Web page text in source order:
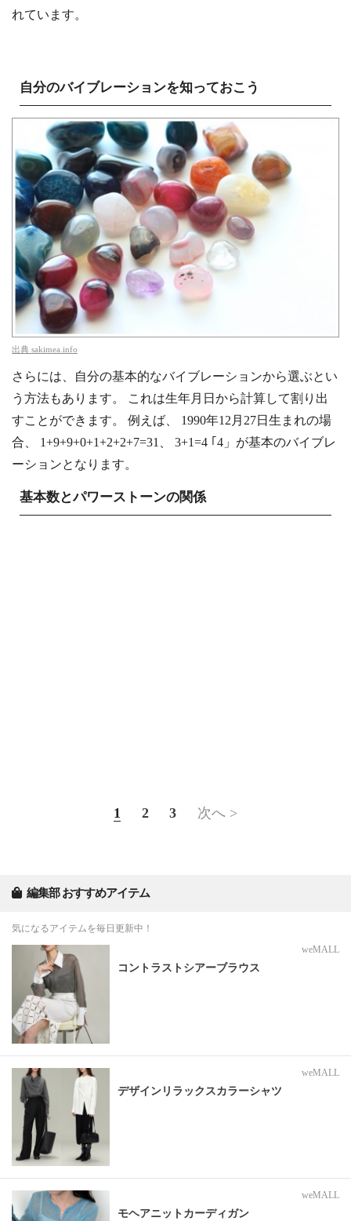
れています。
自分のバイブレーションを知っておこう
出典 sakimea.info
さらには、自分の基本的なバイブレーションから選ぶとい
う方法もあります。 これは生年月日から計算して割り出
すことができます。 例えば、 1990年12月27日生まれの場
合、 1+9+9+0+1+2+2+7=31、 3+1=4 ｢4」が基本のバイブレ
ーションとなります。
基本数とパワーストーンの関係
1 2 3 次へ >
編集部 おすすめアイテム
気になるアイテムを毎日更新中！
weMALL
コントラストシアーブラウス
weMALL
デザインリラックスカラーシャツ
weMALL
モヘアニットカーディガン